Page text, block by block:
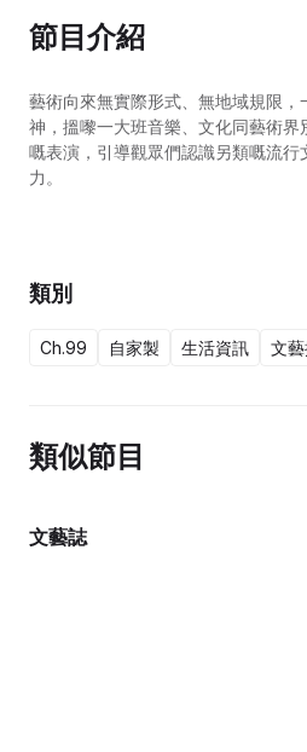
節目介紹
藝術向來無實際形式、無地域規限
神，搵嚟一大班音樂、文化同藝術
嘅表演，引導觀眾們認識另類嘅流
力。
類別
Ch.99 自家製 生活資訊 文
類似節目
文藝誌